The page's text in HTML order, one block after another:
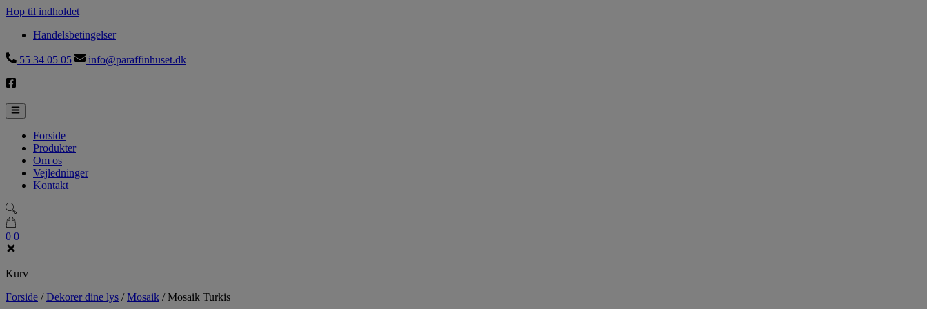
Hop til indholdet
Handelsbetingelser
55 34 05 05 info@paraffinhuset.dk
Forside
Produkter
Om os
Vejledninger
Kontakt
0 0
Kurv
Forside /Dekorer dine lys /Mosaik /Mosaik Turkis